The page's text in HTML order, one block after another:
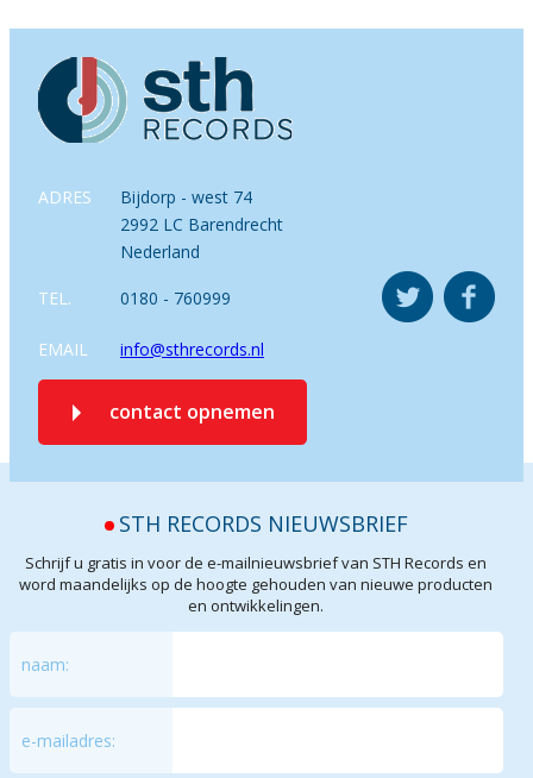
ADRES
Bijdorp - west 74
2992 LC Barendrecht
Nederland
TEL. 0180 - 760999
EMAIL info@sthrecords.nl
contact opnemen
STH RECORDS NIEUWSBRIEF
Schrijf u gratis in voor de e-mailnieuwsbrief van STH Records en
word maandelijks op de hoogte gehouden van nieuwe producten
en ontwikkelingen.
naam:
e-mailadres: